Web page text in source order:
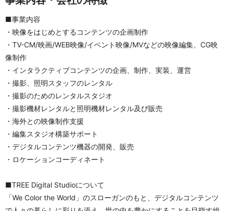
■事業内容
・映像をはじめとするコンテンツの企画制作
・TV-CM/映画/WEB映像/イベント映像/MVなどの映像編集、CG映
像制作
・インタラクティブコンテンツの企画、制作、実装、運営
・撮影、照明スタッフのレンタル
・撮影のためのレンタルスタジオ
・撮影機材レンタルと照明機材レンタル及び販売
・海外との映像制作支援
・編集スタジオ構築サポート
・デジタルコンテンツ機器の開発、販売
・ロケーションコーディネート
■TREE Digital Studioについて
「We Color the World」のスローガンのもと、デジタルコンテンツ